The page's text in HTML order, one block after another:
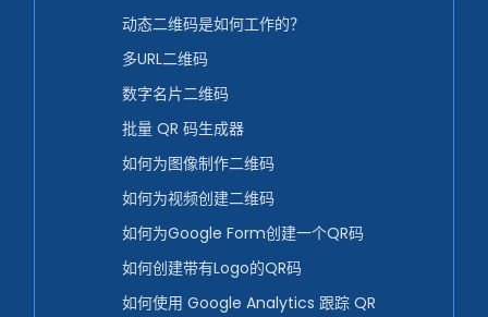
动态二维码是如何工作的？
多URL二维码
数字名片二维码
批量 QR 码生成器
如何为图像制作二维码
如何为视频创建二维码
如何为Google Form创建一个QR码
如何创建带有Logo的QR码
如何使用 Google Analytics 跟踪 QR